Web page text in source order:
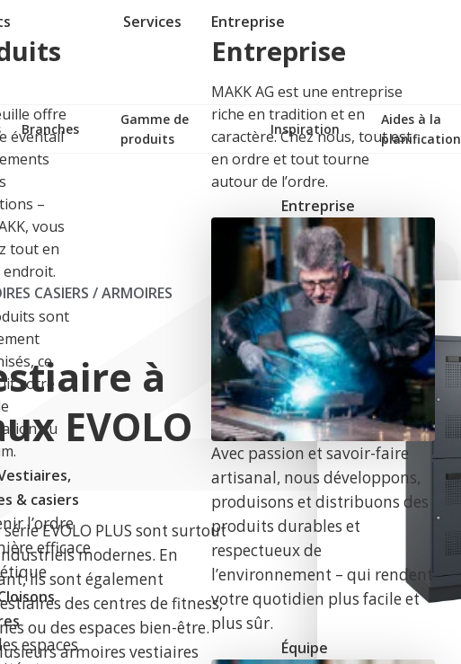
offre
éventail
–
vous
tout en
endroit.
sont
ce
votre
au
& casiers
l’ordre
efficace
espaces
Services Entreprise
Entreprise
MAKK AG est une entreprise
riche en tradition et en
caractère. Chez nous, tout est
en ordre et tout tourne
autour de l’ordre.
Entreprise
Avec passion et savoir-faire
artisanal, nous développons,
produisons et distribuons des
produits durables et
respectueux de
l’environnement – qui rendent
votre quotidien plus facile et
plus sûr.
Équipe
Branches
Gamme de
produits
Inspiration
Aides à la
planification
CASIERS /ARMOIRES
à
EVOLO
EVOLO PLUS sont surtout
modernes. En
ils sont également
des centres de fitness,
ou des espaces bien-être.
armoires vestiaires